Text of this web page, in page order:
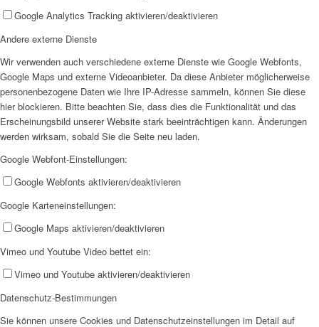
Goch-Nierspiraten
Rheurdt Zwergenland
Google Analytics Tracking aktivieren/deaktivieren
Andere externe Dienste
Wir verwenden auch verschiedene externe Dienste wie Google Webfonts,
Google Maps und externe Videoanbieter. Da diese Anbieter möglicherweise
personenbezogene Daten wie Ihre IP-Adresse sammeln, können Sie diese
hier blockieren. Bitte beachten Sie, dass dies die Funktionalität und das
Erscheinungsbild unserer Website stark beeinträchtigen kann. Änderungen
werden wirksam, sobald Sie die Seite neu laden.
Google Webfont-Einstellungen:
Google Webfonts aktivieren/deaktivieren
Google Karteneinstellungen:
Google Maps aktivieren/deaktivieren
Vimeo und Youtube Video bettet ein:
Vimeo und Youtube aktivieren/deaktivieren
Datenschutz-Bestimmungen
Sie können unsere Cookies und Datenschutzeinstellungen im Detail auf